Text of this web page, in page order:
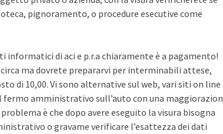
pignoramento, o procedure esecutive come
informatici di aci e p.r.a chiaramente è a pagamento!
ma dovrete prepararvi per interminabili attese,
di 10,00. Vi sono alternative sul web, vari siti on line
amministrativo sull’auto con una
è che dopo avere eseguito la visura bisogna
o gravame verificare l’esattezza dei dati